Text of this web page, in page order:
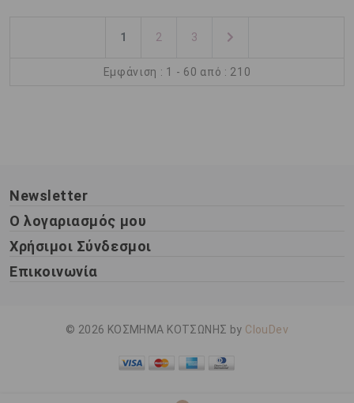
1 2 3
Εμφάνιση : 1 - 60 από : 210
Newsletter
Ο λογαριασμός μου
Χρήσιμοι Σύνδεσμοι
Επικοινωνία
© 2026 ΚΟΣΜΗΜΑ ΚΟΤΣΩΝΗΣ by ClouDev